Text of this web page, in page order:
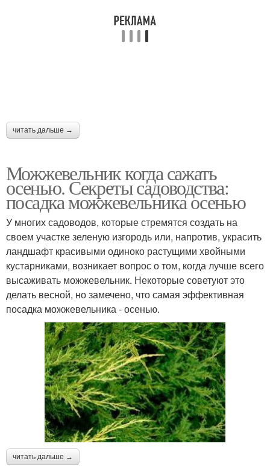
читать дальше →
Можжевельник когда сажать
осенью. Секреты садоводства:
посадка можжевельника осенью
У многих садоводов, которые стремятся создать на
своем участке зеленую изгородь или, напротив, украсить
ландшафт красивыми одиноко растущими хвойными
кустарниками, возникает вопрос о том, когда лучше всего
высаживать можжевельник. Некоторые советуют это
делать весной, но замечено, что самая эффективная
посадка можжевельника - осенью.
читать дальше →